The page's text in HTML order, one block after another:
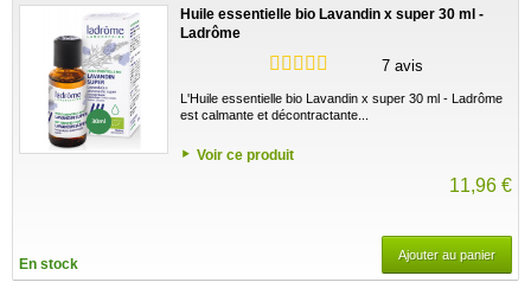
Huile essentielle bio Lavandin x super 30 ml -
Ladrôme
7 avis
L'Huile essentielle bio Lavandin x super 30 ml - Ladrôme
est calmante et décontractante...
Voir ce produit
11,96 €
En stock
Ajouter au panier